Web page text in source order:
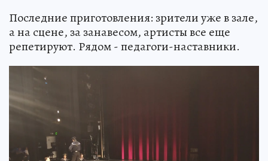
Последние приготовления: зрители уже в зале,
а на сцене, за занавесом, артисты все еще
репетируют. Рядом - педагоги-наставники.